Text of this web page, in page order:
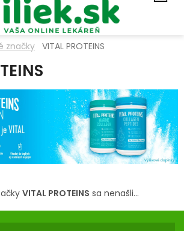
značky VITAL PROTEINS
VITAL PROTEINS sa nenašli...